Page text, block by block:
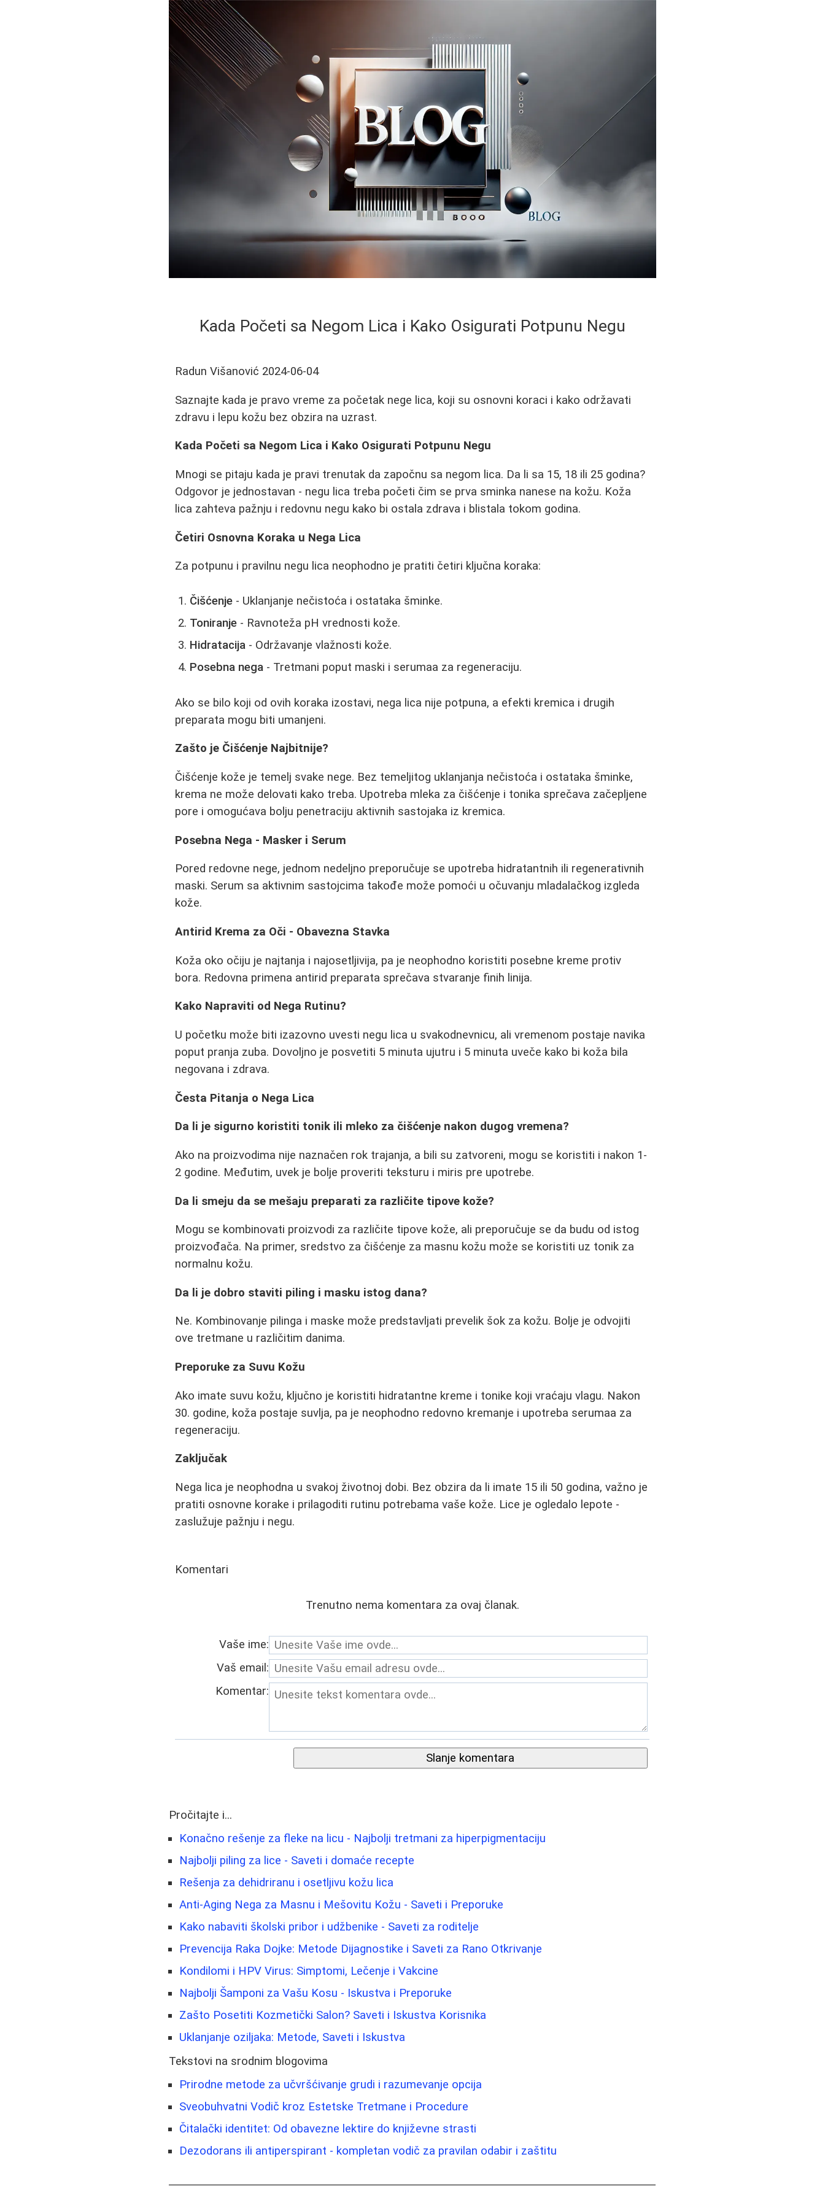
Kada Početi sa Negom Lica i Kako Osigurati Potpunu Negu
Radun Višanović 2024-06-04
Saznajte kada je pravo vreme za početak nege lica, koji su osnovni koraci i kako održavati
zdravu i lepu kožu bez obzira na uzrast.
Kada Početi sa Negom Lica i Kako Osigurati Potpunu Negu
Mnogi se pitaju kada je pravi trenutak da započnu sa negom lica. Da li sa 15, 18 ili 25 godina?
Odgovor je jednostavan - negu lica treba početi čim se prva sminka nanese na kožu. Koža
lica zahteva pažnju i redovnu negu kako bi ostala zdrava i blistala tokom godina.
Četiri Osnovna Koraka u Nega Lica
Za potpunu i pravilnu negu lica neophodno je pratiti četiri ključna koraka:
Čišćenje - Uklanjanje nečistoća i ostataka šminke.
Toniranje - Ravnoteža pH vrednosti kože.
Hidratacija - Održavanje vlažnosti kože.
Posebna nega - Tretmani poput maski i serumaa za regeneraciju.
Ako se bilo koji od ovih koraka izostavi, nega lica nije potpuna, a efekti kremica i drugih
preparata mogu biti umanjeni.
Zašto je Čišćenje Najbitnije?
Čišćenje kože je temelj svake nege. Bez temeljitog uklanjanja nečistoća i ostataka šminke,
krema ne može delovati kako treba. Upotreba mleka za čišćenje i tonika sprečava začepljene
pore i omogućava bolju penetraciju aktivnih sastojaka iz kremica.
Posebna Nega - Masker i Serum
Pored redovne nege, jednom nedeljno preporučuje se upotreba hidratantnih ili regenerativnih
maski. Serum sa aktivnim sastojcima takođe može pomoći u očuvanju mladalačkog izgleda
kože.
Antirid Krema za Oči - Obavezna Stavka
Koža oko očiju je najtanja i najosetljivija, pa je neophodno koristiti posebne kreme protiv
bora. Redovna primena antirid preparata sprečava stvaranje finih linija.
Kako Napraviti od Nega Rutinu?
U početku može biti izazovno uvesti negu lica u svakodnevnicu, ali vremenom postaje navika
poput pranja zuba. Dovoljno je posvetiti 5 minuta ujutru i 5 minuta uveče kako bi koža bila
negovana i zdrava.
Česta Pitanja o Nega Lica
Da li je sigurno koristiti tonik ili mleko za čišćenje nakon dugog vremena?
Ako na proizvodima nije naznačen rok trajanja, a bili su zatvoreni, mogu se koristiti i nakon 1-
2 godine. Međutim, uvek je bolje proveriti teksturu i miris pre upotrebe.
Da li smeju da se mešaju preparati za različite tipove kože?
Mogu se kombinovati proizvodi za različite tipove kože, ali preporučuje se da budu od istog
proizvođača. Na primer, sredstvo za čišćenje za masnu kožu može se koristiti uz tonik za
normalnu kožu.
Da li je dobro staviti piling i masku istog dana?
Ne. Kombinovanje pilinga i maske može predstavljati prevelik šok za kožu. Bolje je odvojiti
ove tretmane u različitim danima.
Preporuke za Suvu Kožu
Ako imate suvu kožu, ključno je koristiti hidratantne kreme i tonike koji vraćaju vlagu. Nakon
30. godine, koža postaje suvlja, pa je neophodno redovno kremanje i upotreba serumaa za
regeneraciju.
Zaključak
Nega lica je neophodna u svakoj životnoj dobi. Bez obzira da li imate 15 ili 50 godina, važno je
pratiti osnovne korake i prilagoditi rutinu potrebama vaše kože. Lice je ogledalo lepote -
zaslužuje pažnju i negu.
Komentari
Trenutno nema komentara za ovaj članak.
Vaše ime:
Vaš email:
Komentar:
Slanje komentara
Pročitajte i...
Konačno rešenje za fleke na licu - Najbolji tretmani za hiperpigmentaciju
Najbolji piling za lice - Saveti i domaće recepte
Rešenja za dehidriranu i osetljivu kožu lica
Anti-Aging Nega za Masnu i Mešovitu Kožu - Saveti i Preporuke
Kako nabaviti školski pribor i udžbenike - Saveti za roditelje
Prevencija Raka Dojke: Metode Dijagnostike i Saveti za Rano Otkrivanje
Kondilomi i HPV Virus: Simptomi, Lečenje i Vakcine
Najbolji Šamponi za Vašu Kosu - Iskustva i Preporuke
Zašto Posetiti Kozmetički Salon? Saveti i Iskustva Korisnika
Uklanjanje oziljaka: Metode, Saveti i Iskustva
Tekstovi na srodnim blogovima
Prirodne metode za učvršćivanje grudi i razumevanje opcija
Sveobuhvatni Vodič kroz Estetske Tretmane i Procedure
Čitalački identitet: Od obavezne lektire do književne strasti
Dezodorans ili antiperspirant - kompletan vodič za pravilan odabir i zaštitu